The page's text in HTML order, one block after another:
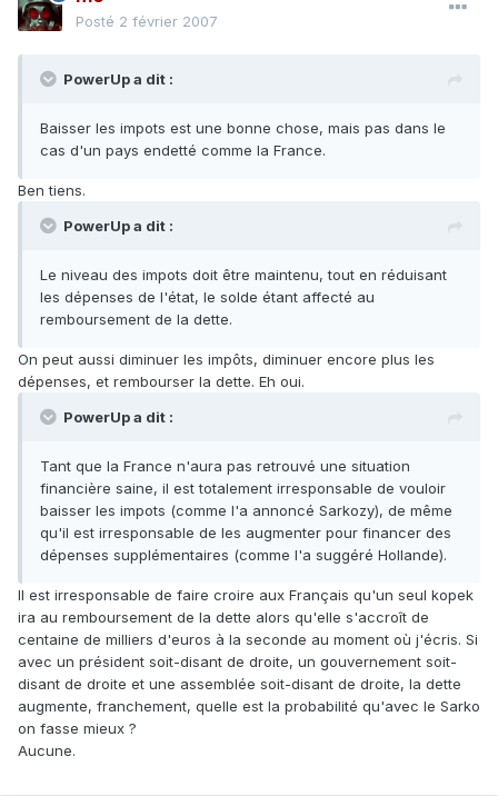
Posté 2 février 2007
PowerUp a dit :
Baisser les impots est une bonne chose, mais pas dans le
cas d'un pays endetté comme la France.
Ben tiens.
PowerUp a dit :
Le niveau des impots doit être maintenu, tout en réduisant
les dépenses de l'état, le solde étant affecté au
remboursement de la dette.
On peut aussi diminuer les impôts, diminuer encore plus les
dépenses, et rembourser la dette. Eh oui.
PowerUp a dit :
Tant que la France n'aura pas retrouvé une situation
financière saine, il est totalement irresponsable de vouloir
baisser les impots (comme l'a annoncé Sarkozy), de même
qu'il est irresponsable de les augmenter pour financer des
dépenses supplémentaires (comme l'a suggéré Hollande).
Il est irresponsable de faire croire aux Français qu'un seul kopek
ira au remboursement de la dette alors qu'elle s'accroît de
centaine de milliers d'euros à la seconde au moment où j'écris. Si
avec un président soit-disant de droite, un gouvernement soit-
disant de droite et une assemblée soit-disant de droite, la dette
augmente, franchement, quelle est la probabilité qu'avec le Sarko
on fasse mieux ?
Aucune.